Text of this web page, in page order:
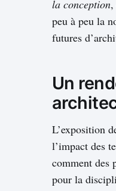
la conception
peu à peu la
futures
Un
L’exposition
l’impact des
comment des
pour la